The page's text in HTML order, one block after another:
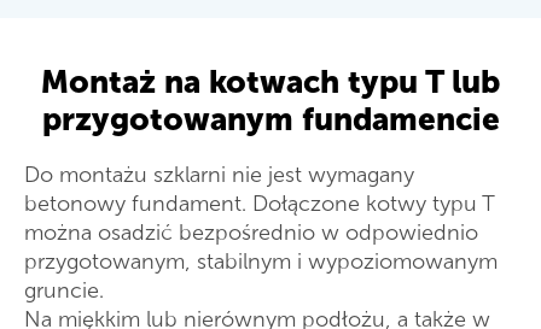
Montaż na kotwach typu T lub
przygotowanym fundamencie
Do montażu szklarni nie jest wymagany
betonowy fundament. Dołączone kotwy typu T
można osadzić bezpośrednio w odpowiednio
przygotowanym, stabilnym i wypoziomowanym
gruncie.
Na miękkim lub nierównym podłożu, a także w